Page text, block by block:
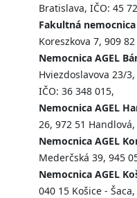
Bratislava, IČO: 45
Fakultná nemocnica
Koreszkova 7, 909
Nemocnica AGEL
Hviezdoslavova 23/
IČO: 36 348 015,
Nemocnica AGEL
26, 972 51
Nemocnica AGEL
Mederčská 39, 945
Nemocnica AGEL
040 15 Košice -